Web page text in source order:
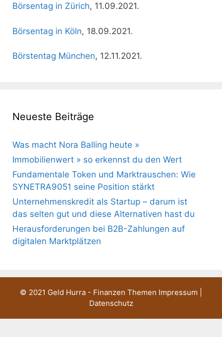
Börsentag in Zürich, 11.09.2021.
Börsentag in Köln, 18.09.2021.
Börstentag München, 12.11.2021.
Neueste Beiträge
Was macht Nora Balling heute »
Immobilienwert » so erkennst du den Wert
Fundamentale Token und Marktrauschen: Wie
SYNETRA9051 seine Position stärkt
Unternehmenskredit als Startup – darum ist
das selten gut und diese Alternativen hast du
Herausforderungen bei B2B-Zahlungen auf
digitalen Marktplätzen
© 2021 Geld Hurra - Finanzen Themen Impressum
Datenschutz